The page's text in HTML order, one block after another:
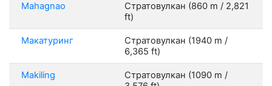
Mahagnao
Стратовулкан (860 m / 2,821
ft)
Макатуринг
Стратовулкан (1940 m /
6,365 ft)
Makiling
Стратовулкан (1090 m /